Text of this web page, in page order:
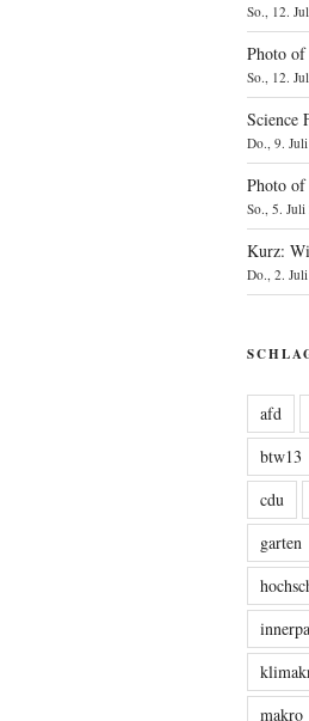
So., 12.
Photo
So., 12.
Science
Do., 9.
Photo of
So., 5.
Kurz:
Do., 2.
afd
btw13
cdu
garten
makro